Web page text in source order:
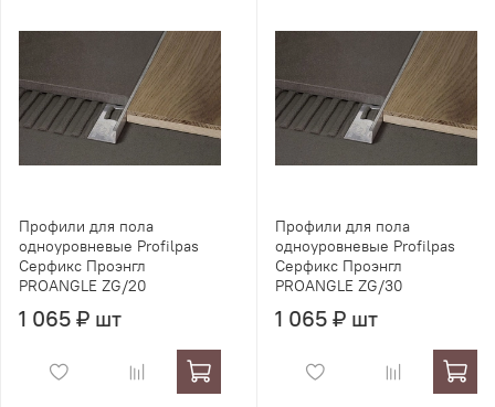
Профили для пола
одноуровневые Profilpas
Серфикс Проэнгл
PROANGLE ZG/20
1 065 ₽ шт
Профили для пола
одноуровневые Profilpas
Серфикс Проэнгл
PROANGLE ZG/30
1 065 ₽ шт